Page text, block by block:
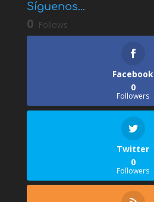
Síguenos...
0 Follows
Facebook
0
Followers
Twitter
0
Followers